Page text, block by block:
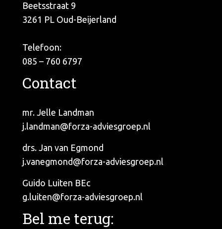
Beetsstraat 9
3261 PL Oud-Beijerland
Telefoon:
085 – 760 6797
Contact
mr. Jelle Landman
j.landman@forza-adviesgroep.nl
drs. Jan van Egmond
j.vanegmond@forza-adviesgroep.nl
Guido Luiten BEc
g.luiten@forza-adviesgroep.nl
Bel me terug: